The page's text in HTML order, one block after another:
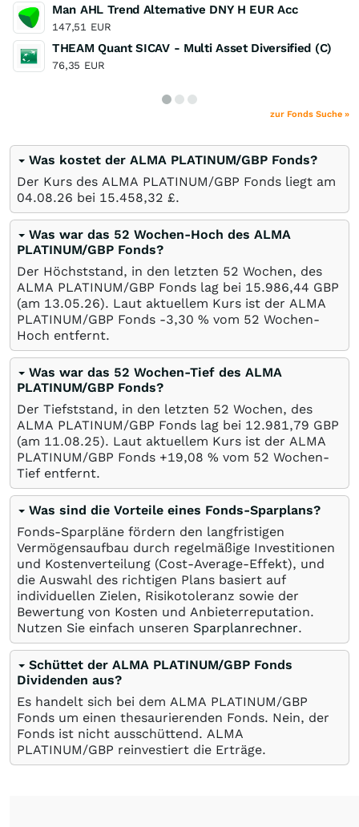
Man AHL Trend Alternative DNY H EUR Acc
147,51 EUR
THEAM Quant SICAV - Multi Asset Diversified (C)
76,35 EUR
zur Fonds Suche »
Was kostet der ALMA PLATINUM/GBP Fonds?
Der Kurs des ALMA PLATINUM/GBP Fonds liegt am
04.08.26 bei 15.458,32 £.
Was war das 52 Wochen-Hoch des ALMA
PLATINUM/GBP Fonds?
Der Höchststand, in den letzten 52 Wochen, des
ALMA PLATINUM/GBP Fonds lag bei 15.986,44 GBP
(am 13.05.26). Laut aktuellem Kurs ist der ALMA
PLATINUM/GBP Fonds -3,30 % vom 52 Wochen-
Hoch entfernt.
Was war das 52 Wochen-Tief des ALMA
PLATINUM/GBP Fonds?
Der Tiefststand, in den letzten 52 Wochen, des
ALMA PLATINUM/GBP Fonds lag bei 12.981,79 GBP
(am 11.08.25). Laut aktuellem Kurs ist der ALMA
PLATINUM/GBP Fonds +19,08 % vom 52 Wochen-
Tief entfernt.
Was sind die Vorteile eines Fonds-Sparplans?
Fonds-Sparpläne fördern den langfristigen
Vermögensaufbau durch regelmäßige Investitionen
und Kostenverteilung (Cost-Average-Effekt), und
die Auswahl des richtigen Plans basiert auf
individuellen Zielen, Risikotoleranz sowie der
Bewertung von Kosten und Anbieterreputation.
Nutzen Sie einfach unseren Sparplanrechner.
Schüttet der ALMA PLATINUM/GBP Fonds
Dividenden aus?
Es handelt sich bei dem ALMA PLATINUM/GBP
Fonds um einen thesaurierenden Fonds. Nein, der
Fonds ist nicht ausschüttend. ALMA
PLATINUM/GBP reinvestiert die Erträge.